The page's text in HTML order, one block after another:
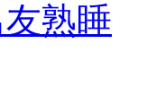
熟睡